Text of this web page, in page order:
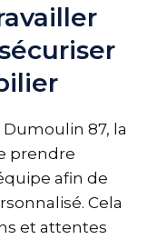
87, la
prendre
afin de
Cela
et attentes